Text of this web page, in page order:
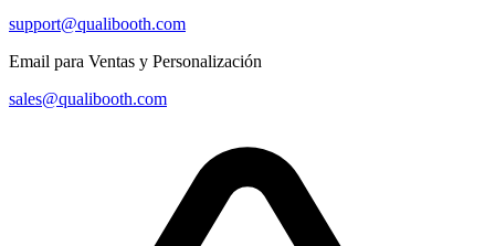
support@qualibooth.com
Email para Ventas y Personalización
sales@qualibooth.com